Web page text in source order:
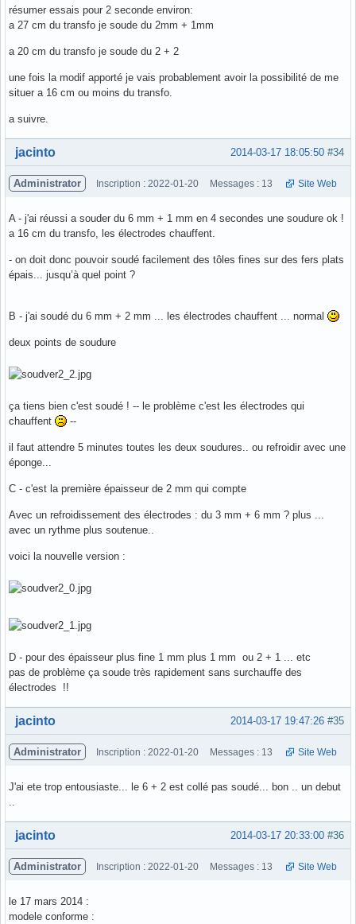
résumer essais pour 2 seconde environ:
a 27 cm du transfo je soude du 2mm + 1mm
a 20 cm du transfo je soude du 2 + 2
une fois la modif apporté je vais probablement avoir la possibilité de me
situer a 16 cm ou moins du transfo.
a suivre.
Hors ligne #34
2014-03-17 18:05:50
jacinto
Administrator Inscription : 2022-01-20 Messages : 13 Site Web
A - j'ai réussi a souder du 6 mm + 1 mm en 4 secondes une soudure ok !
a 16 cm du transfo, les électrodes chauffent.
- on doit donc pouvoir soudé facilement des tôles fines sur des fers plats
épais... jusqu’à quel point ?
B - j'ai soudé du 6 mm + 2 mm ... les électrodes chauffent ... normal
deux points de soudure
ça tiens bien c'est soudé ! -- le problème c'est les électrodes qui
chauffent
--
il faut attendre 5 minutes toutes les deux soudures.. ou refroidir avec une
éponge...
C - c'est la première épaisseur de 2 mm qui compte
Avec un refroidissement des électrodes : du 3 mm + 6 mm ? plus ...
avec un rythme plus soutenue..
voici la nouvelle version :
D - pour des épaisseur plus fine 1 mm plus 1 mm ou 2 + 1 ... etc
pas de problème ça soude très rapidement sans surchauffe des
électrodes !!
Hors ligne #35
2014-03-17 19:47:26
jacinto
Administrator Inscription : 2022-01-20 Messages : 13 Site Web
J'ai ete trop entousiaste... le 6 + 2 est collé pas soudé... bon .. un debut
Hors ligne #36
2014-03-17 20:33:00
jacinto
Administrator Inscription : 2022-01-20 Messages : 13 Site Web
le 17 mars 2014 :
modele conforme :